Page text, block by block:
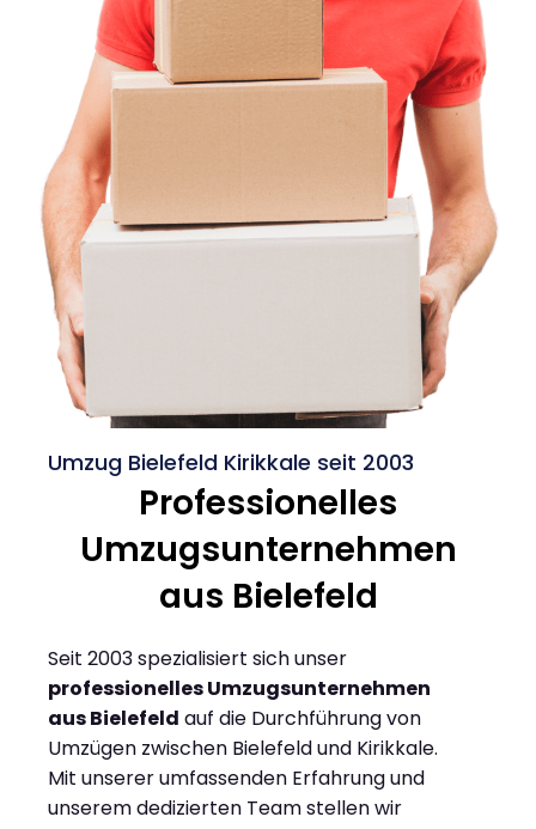
Umzug Bielefeld Kirikkale seit 2003
Professionelles
Umzugsunternehmen
aus Bielefeld
Seit 2003 spezialisiert sich unser
professionelles Umzugsunternehmen
aus Bielefeld auf die Durchführung von
Umzügen zwischen Bielefeld und Kirikkale.
Mit unserer umfassenden Erfahrung und
unserem dedizierten Team stellen wir